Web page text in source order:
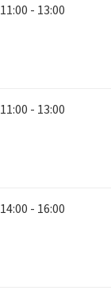
11:00 - 13:00
11:00 - 13:00
14:00 - 16:00